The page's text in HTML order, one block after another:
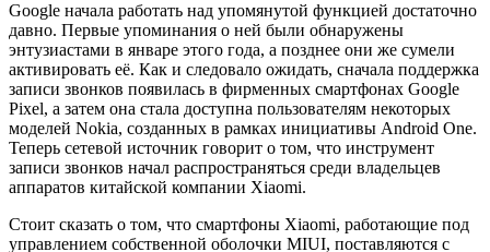
Google начала работать над упомянутой функцией достаточно
давно. Первые упоминания о ней были обнаружены
энтузиастами в январе этого года, а позднее они же сумели
активировать её. Как и следовало ожидать, сначала поддержка
записи звонков появилась в фирменных смартфонах Google
Pixel, а затем она стала доступна пользователям некоторых
моделей Nokia, созданных в рамках инициативы Android One.
Теперь сетевой источник говорит о том, что инструмент
записи звонков начал распространяться среди владельцев
аппаратов китайской компании Xiaomi.
Стоит сказать о том, что смартфоны Xiaomi, работающие под
управлением собственной оболочки MIUI, поставляются с